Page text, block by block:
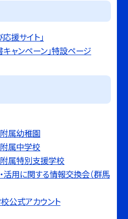
援サイト」
ャンペーン」特設ページ
属幼稚園
属中学校
属特別支援学校
活用に関する情報交換会（群馬
公式アカウント